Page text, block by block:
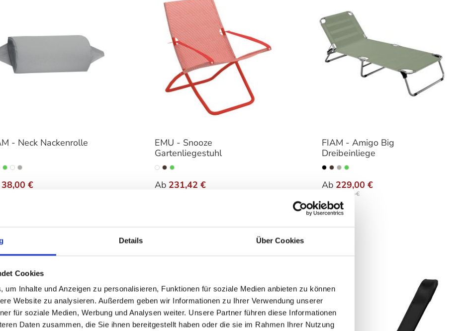
Details Über Cookies
Cookies
um Inhalte und Anzeigen zu personalisieren, Funktionen für soziale Medien anbieten zu können
Website zu analysieren. Außerdem geben wir Informationen zu Ihrer Verwendung unserer
für soziale Medien, Werbung und Analysen weiter. Unsere Partner führen diese Informationen
Daten zusammen, die Sie ihnen bereitgestellt haben oder die sie im Rahmen Ihrer Nutzung
- Neck Nackenrolle
38,00 €
EMU - Snooze
Gartenliegestuhl
Ab 231,42 €
FIAM - Amigo Big
Dreibeinliege
Ab 229,00 €
298,00 €